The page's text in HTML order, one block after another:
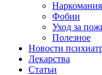
Фобии
Уход за
Полезное
Новости
Лекарства
Статьи